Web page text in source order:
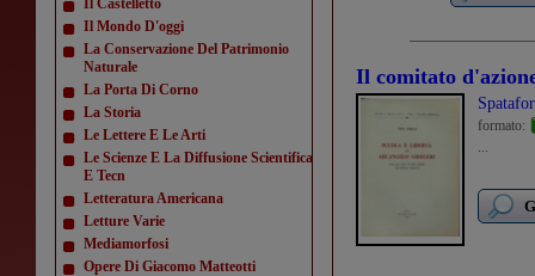
Il Castelletto
Il Mondo D'oggi
La Conservazione Del Patrimonio
Naturale
La Porta Di Corno
La Storia
Le Lettere E Le Arti
Le Scienze E La Diffusione Scientifica
E Tecn
Letteratura Americana
Letture Varie
Mediamorfosi
Opere Di Giacomo Matteotti
Il comitato
formato:
...